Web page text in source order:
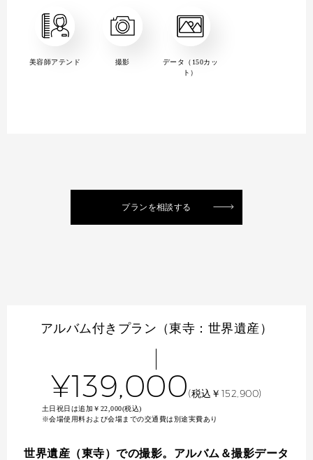
美容師アテンド 撮影
データ（150カッ
ト）
プランを相談する
アルバム付きプラン（東寺：世界遺産）
¥139,000(税込￥152,900)
土日祝日は追加￥22,000(税込)
※会場使用料および会場までの交通費は別途実費あり
世界遺産（東寺）での撮影。アルバム＆撮影データ